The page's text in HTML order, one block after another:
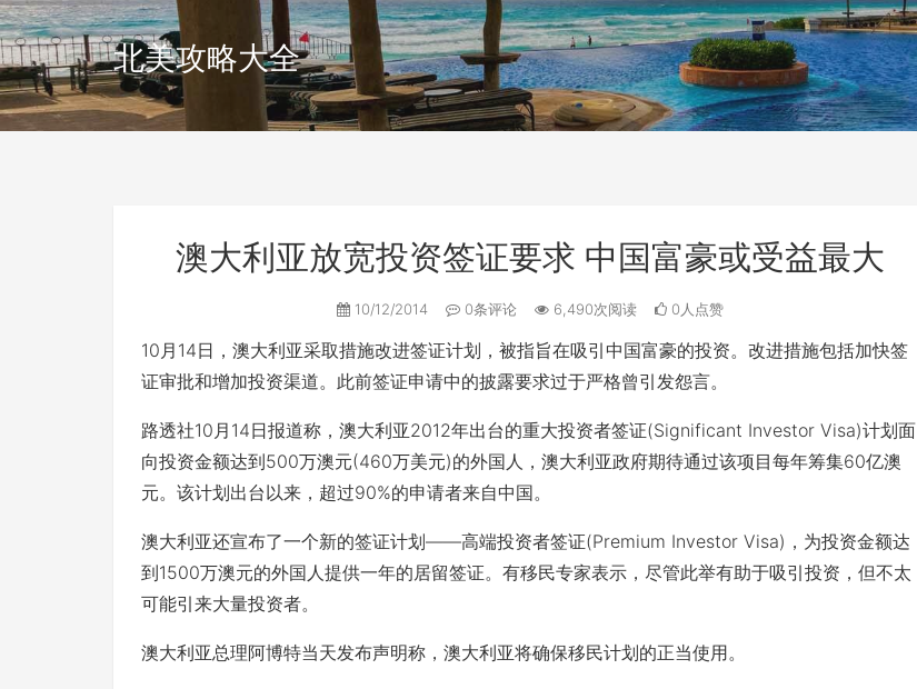
北美攻略大全
澳大利亚放宽投资签证要求 中国富豪或受益最大
10/12/2014 0条评论 6,490次阅读 0人点赞
10月14日，澳大利亚采取措施改进签证计划，被指旨在吸引中国富豪的投资。改进措施包括加快签
证审批和增加投资渠道。此前签证申请中的披露要求过于严格曾引发怨言。
路透社10月14日报道称，澳大利亚2012年出台的重大投资者签证(Significant Investor Visa)计划面
向投资金额达到500万澳元(460万美元)的外国人，澳大利亚政府期待通过该项目每年筹集60亿澳
元。该计划出台以来，超过90%的申请者来自中国。
澳大利亚还宣布了一个新的签证计划——高端投资者签证(Premium Investor Visa)，为投资金额达
到1500万澳元的外国人提供一年的居留签证。有移民专家表示，尽管此举有助于吸引投资，但不太
可能引来大量投资者。
澳大利亚总理阿博特当天发布声明称，澳大利亚将确保移民计划的正当使用。